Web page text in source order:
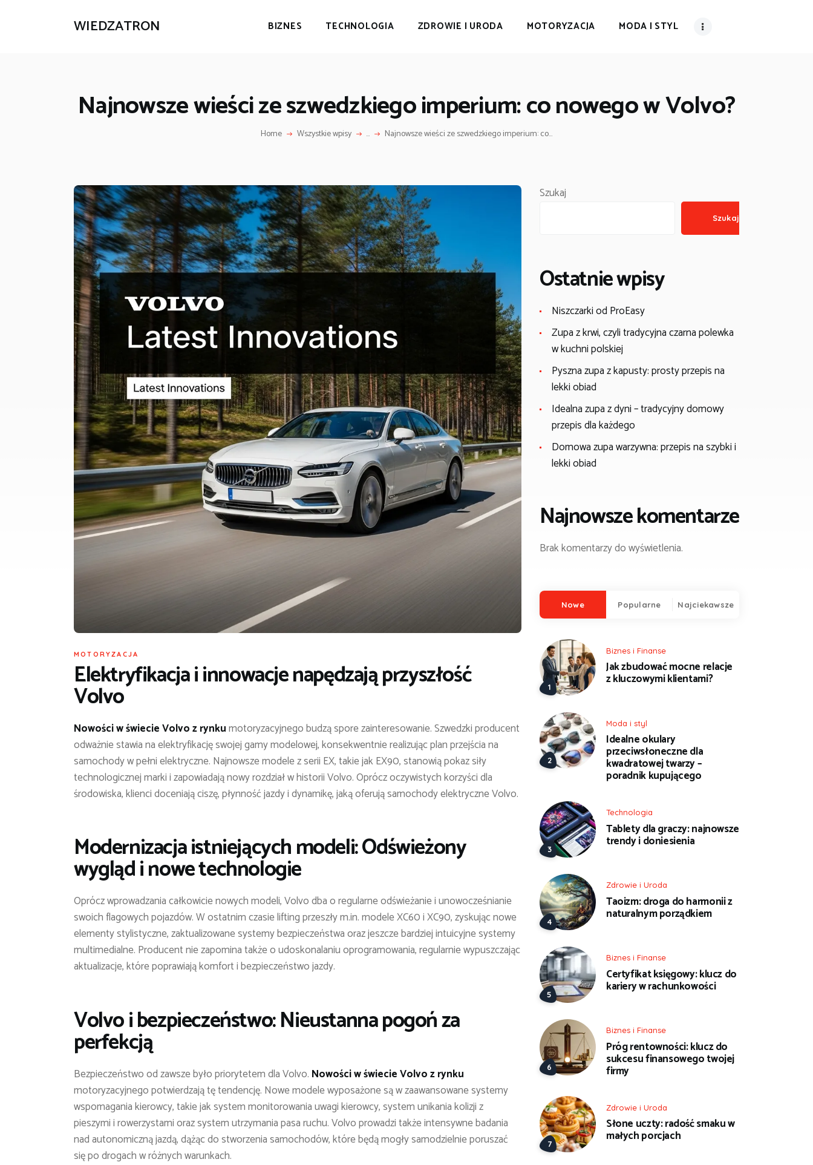
WIEDZATRON BIZNES TECHNOLOGIA ZDROWIE I URODA MOTORYZACJA MODA I STYL
Najnowsze wieści ze szwedzkiego imperium: co nowego w Volvo?
Home Wszystkie wpisy ... Najnowsze wieści ze szwedzkiego imperium: co...
MOTORYZACJA
Elektryfikacja i innowacje napędzają przyszłość
Volvo
Nowości w świecie Volvo z rynkumotoryzacyjnego budzą spore zainteresowanie. Szwedzki producent
odważnie stawia na elektryfikację swojej gamy modelowej, konsekwentnie realizując plan przejścia na
samochody w pełni elektryczne. Najnowsze modele z serii EX, takie jak EX90, stanowią pokaz siły
technologicznej marki i zapowiadają nowy rozdział w historii Volvo. Oprócz oczywistych korzyści dla
środowiska, klienci doceniają ciszę, płynność jazdy i dynamikę, jaką oferują samochody elektryczne Volvo.
Modernizacja istniejących modeli: Odświeżony
wygląd i nowe technologie
Oprócz wprowadzania całkowicie nowych modeli, Volvo dba o regularne odświeżanie i unowocześnianie
swoich flagowych pojazdów. W ostatnim czasie lifting przeszły m.in. modele XC60 i XC90, zyskując nowe
elementy stylistyczne, zaktualizowane systemy bezpieczeństwa oraz jeszcze bardziej intuicyjne systemy
multimedialne. Producent nie zapomina także o udoskonalaniu oprogramowania, regularnie wypuszczając
aktualizacje, które poprawiają komfort i bezpieczeństwo jazdy.
Volvo i bezpieczeństwo: Nieustanna pogoń za
perfekcją
Bezpieczeństwo od zawsze było priorytetem dla Volvo. Nowości w świecie Volvo z rynku
motoryzacyjnego potwierdzają tę tendencję. Nowe modele wyposażone są w zaawansowane systemy
wspomagania kierowcy, takie jak system monitorowania uwagi kierowcy, system unikania kolizji z
pieszymi i rowerzystami oraz system utrzymania pasa ruchu. Volvo prowadzi także intensywne badania
nad autonomiczną jazdą, dążąc do stworzenia samochodów, które będą mogły samodzielnie poruszać
się po drogach w różnych warunkach.
Szukaj
Szukaj
Ostatnie wpisy
Niszczarki od ProEasy
Zupa z krwi, czyli tradycyjna czarna polewka
w kuchni polskiej
Pyszna zupa z kapusty: prosty przepis na
lekki obiad
Idealna zupa z dyni – tradycyjny domowy
przepis dla każdego
Domowa zupa warzywna: przepis na szybki i
lekki obiad
Najnowsze komentarze
Brak komentarzy do wyświetlenia.
Nowe Popularne Najciekawsze
Biznes i Finanse
Jak zbudować mocne relacje
z kluczowymi klientami?
Moda i styl
Idealne okulary
przeciwsłoneczne dla
kwadratowej twarzy –
poradnik kupującego
Technologia
Tablety dla graczy: najnowsze
trendy i doniesienia
Zdrowie i Uroda
Taoizm: droga do harmonii z
naturalnym porządkiem
Biznes i Finanse
Certyfikat księgowy: klucz do
kariery w rachunkowości
Biznes i Finanse
Próg rentowności: klucz do
sukcesu finansowego twojej
firmy
Zdrowie i Uroda
Słone uczty: radość smaku w
małych porcjach